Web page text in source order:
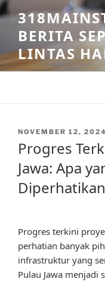
Skip
to
contentBERITA
LINTAS
POSTED
NOVEMBER 12, 2024
Progres
Jawa: Apa
Progres terkini
perhatian banyak
infrastruktur yang
Pulau Jawa menjadi